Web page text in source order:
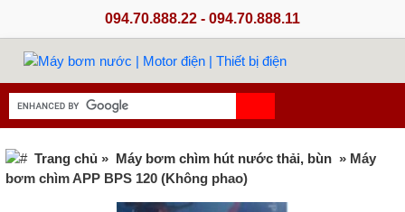
094.70.888.22 - 094.70.888.11
Trang chủ » Máy bơm chìm hút nước thải, bùn » Máy
bơm chìm APP BPS 120 (Không phao)